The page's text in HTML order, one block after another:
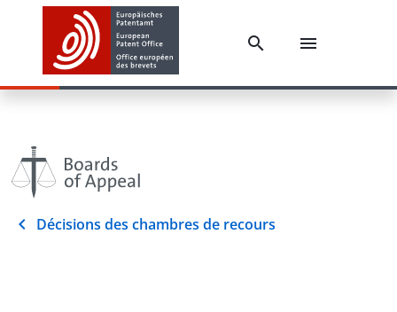
Décisions des chambres de recours